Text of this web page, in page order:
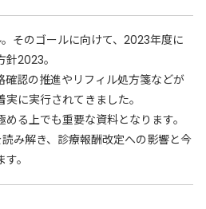
そのゴールに向けて、2023年度に
2023。
確認の推進やリフィル処方箋などが
に実行されてきました。
る上でも重要な資料となります。
み解き、診療報酬改定への影響と今
。